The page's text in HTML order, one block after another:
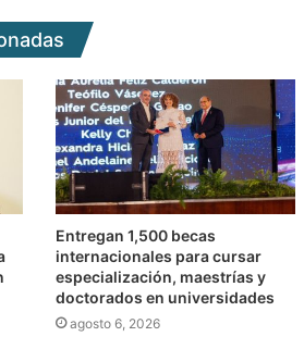
Entregan 1,500 becas
internacionales para cursar
especialización, maestrías y
doctorados en universidades
agosto 6, 2026